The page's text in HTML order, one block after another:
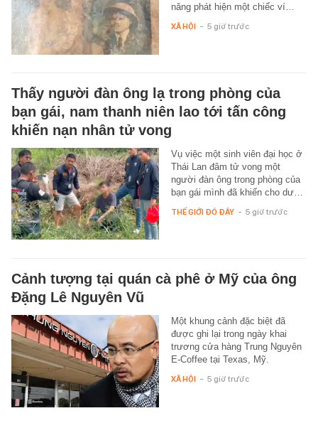
năng phát hiện một chiếc ví…
XÃ HỘI - 5 giờ trước
Thấy người đàn ông lạ trong phòng của
bạn gái, nam thanh niên lao tới tấn công
khiến nạn nhân tử vong
Vụ việc một sinh viên đại học ở
Thái Lan đâm tử vong một
người đàn ông trong phòng của
bạn gái mình đã khiến cho dư…
THẾ GIỚI ĐÓ ĐÂY - 5 giờ trước
Cảnh tượng tại quán cà phê ở Mỹ của ông
Đặng Lê Nguyên Vũ
Một khung cảnh đặc biệt đã
được ghi lại trong ngày khai
trương cửa hàng Trung Nguyên
E-Coffee tại Texas, Mỹ.
XÃ HỘI - 5 giờ trước